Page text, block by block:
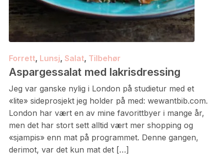
Forrett, Lunsj, Salat, Tilbehør
Aspargessalat med lakrisdressing
Jeg var ganske nylig i London på studietur med et
«lite» sideprosjekt jeg holder på med: wewantbib.com.
London har vært en av mine favorittbyer i mange år,
men det har stort sett alltid vært mer shopping og
«sjampis» enn mat på programmet. Denne gangen,
derimot, var det kun mat det […]